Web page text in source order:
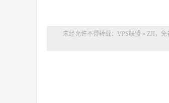
未经允许不得转载： VPS联盟 » ZJI，免